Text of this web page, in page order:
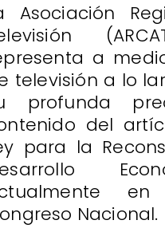
Asociación
a
televisión a lo
profunda
del
para la
Nacional.